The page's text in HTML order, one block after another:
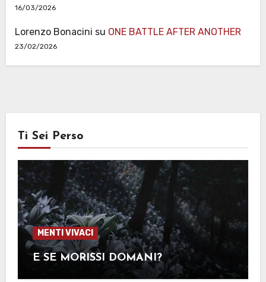
16/03/2026
Lorenzo Bonacini su ONE BATTLE AFTER ANOTHER
23/02/2026
Ti Sei Perso
MENTI VIVACI
E SE MORISSI DOMANI?